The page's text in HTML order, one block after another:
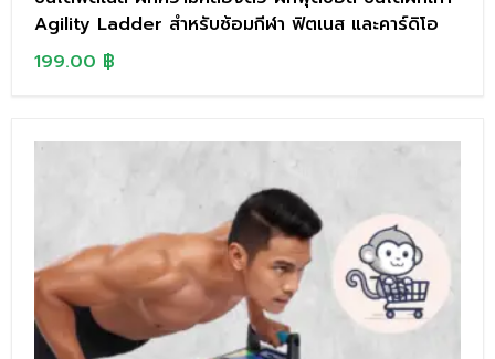
Agility Ladder สำหรับซ้อมกีฬา ฟิตเนส และคาร์ดิโอ
199.00 ฿